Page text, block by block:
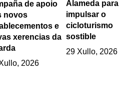
de apoio
novos
e
xerencias da
2026
Alameda para
impulsar o
cicloturismo
sostible
29 Xullo, 2026